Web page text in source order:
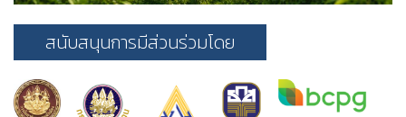
สนับสนุนการมีส่วนร่วมโดย